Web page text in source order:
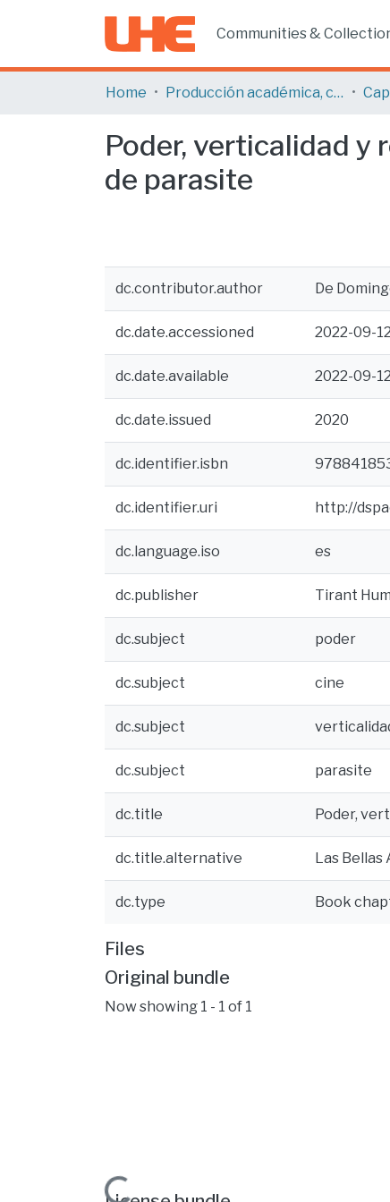
Communities &
Home Producción académica, científica y artística
Poder, verticalidad
de parasite
dc.contributor.author De
dc.date.accessioned 2022-09-
dc.date.available 2022-09-
dc.date.issued 2020
dc.identifier.isbn
dc.identifier.uri http://
dc.language.iso es
dc.publisher Tirant
dc.subject poder
dc.subject cine
dc.subject
dc.subject parasite
dc.title Poder,
dc.title.alternative Las Bellas
dc.type Book
Files
Original bundle
Now showing 1 - 1 of 1